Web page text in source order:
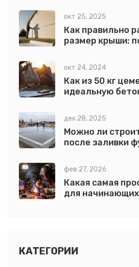
окт 25, 2025
Как правильно
размер крыши:
окт 24, 2024
Как из 50 кг
идеальную
дек 28, 2025
Можно ли
после заливки
фев 27, 2026
Какая самая
для
КАТЕГОРИИ